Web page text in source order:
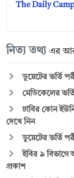
The Daily
নিত্য তথ্য এর
ডুয়েটের ভর্তি
মেডিকেলের
ঢাবির কোন
দেখে নিন
ডুয়েটের ভর্তি
ইবির ৯ বিভাগে
প্রকাশ